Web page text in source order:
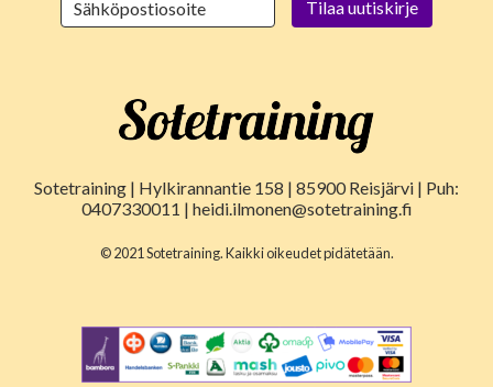
Sotetraining | Hylkirannantie 158 | 85900 Reisjärvi | Puh:
0407330011 | heidi.ilmonen@sotetraining.fi
© 2021 Sotetraining. Kaikki oikeudet pidätetään.